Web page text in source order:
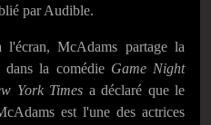
par Audible.
l'écran, McAdams partage la
dans la comédie Game Night
York Times a déclaré que le
est l'une des actrices